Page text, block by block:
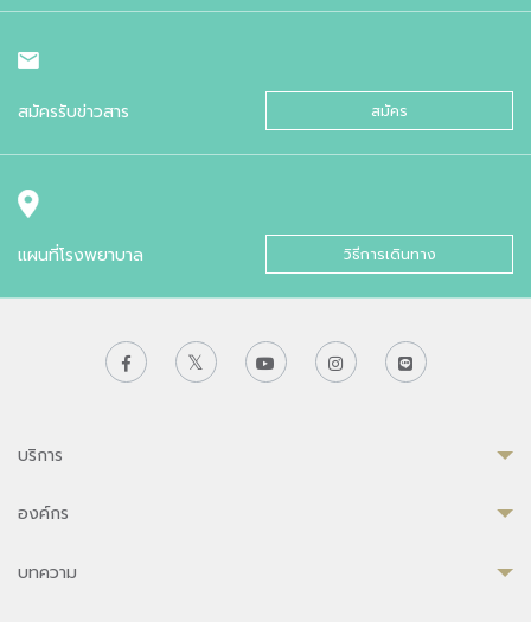
สมัครรับข่าวสาร สมัคร
แผนที่โรงพยาบาล วิธีการเดินทาง
บริการ
องค์กร
บทความ